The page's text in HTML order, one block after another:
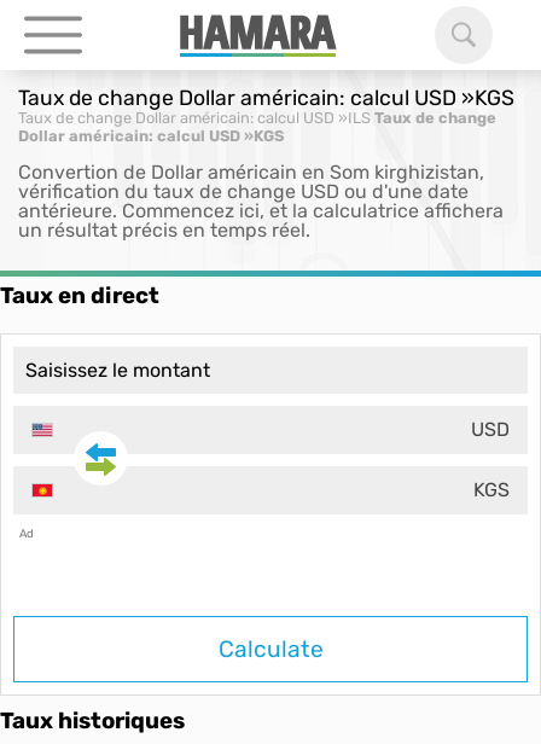
Taux de change Dollar américain: calcul USD »KGS
Taux de change Dollar américain: calcul USD »ILS Taux de change
Dollar américain: calcul USD »KGS
Convertion de Dollar américain en Som kirghizistan,
vérification du taux de change USD ou d'une date
antérieure. Commencez ici, et la calculatrice affichera
un résultat précis en temps réel.
Taux en direct
USD
KGS
Ad
Calculate
Taux historiques